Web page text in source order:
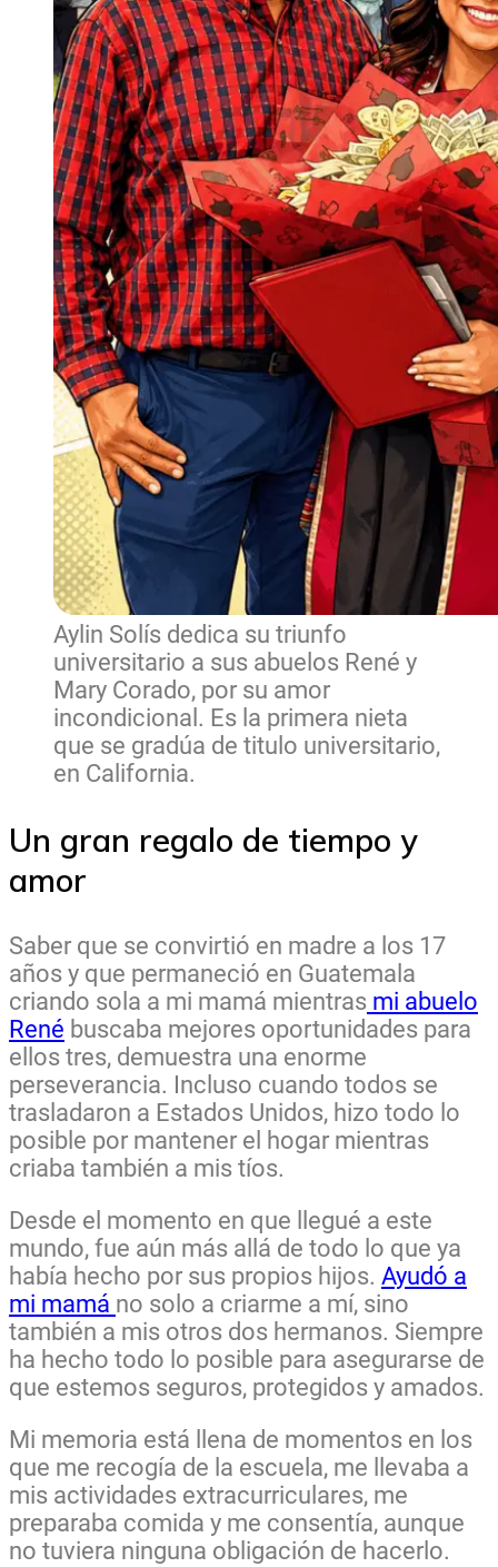
Aylin Solís dedica su triunfo
universitario a sus abuelos René y
Mary Corado, por su amor
incondicional. Es la primera nieta
que se gradúa de titulo universitario,
en California.
Un gran regalo de tiempo y
amor
Saber que se convirtió en madre a los 17
años y que permaneció en Guatemala
criando sola a mi mamá mientras mi abuelo
René buscaba mejores oportunidades para
ellos tres, demuestra una enorme
perseverancia. Incluso cuando todos se
trasladaron a Estados Unidos, hizo todo lo
posible por mantener el hogar mientras
criaba también a mis tíos.
Desde el momento en que llegué a este
mundo, fue aún más allá de todo lo que ya
había hecho por sus propios hijos. Ayudó a
mi mamá no solo a criarme a mí, sino
también a mis otros dos hermanos. Siempre
ha hecho todo lo posible para asegurarse de
que estemos seguros, protegidos y amados.
Mi memoria está llena de momentos en los
que me recogía de la escuela, me llevaba a
mis actividades extracurriculares, me
preparaba comida y me consentía, aunque
no tuviera ninguna obligación de hacerlo.